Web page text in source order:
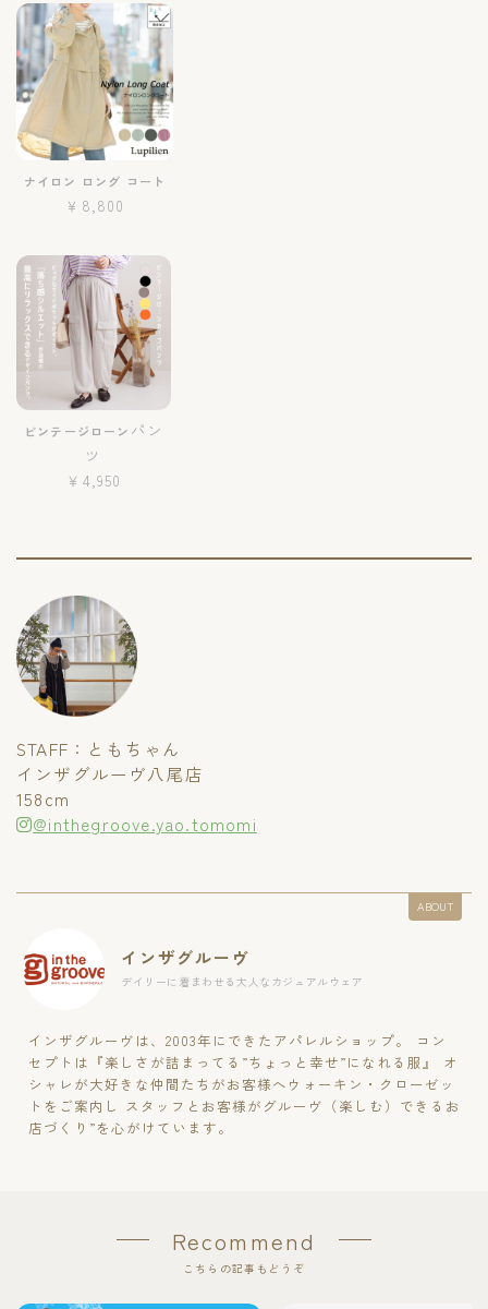
ナイロン ロング コート
￥8,800
ビンテージローン パン
ツ
￥4,950
STAFF：ともちゃん
インザグルーヴ八尾店
158cm
@inthegroove.yao.tomomi
ABOUT
インザグルーヴ
デイリーに着まわせる大人なカジュアルウェア
インザグルーヴは、2003年にできたアパレルショップ。 コン
セプトは『楽しさが詰まってる”ちょっと幸せ”になれる服』 オ
シャレが大好きな仲間たちがお客様へウォーキン・クローゼッ
トをご案内し スタッフとお客様がグルーヴ（楽しむ）できるお
店づくり”を心がけています。
Recommend
こちらの記事もどうぞ